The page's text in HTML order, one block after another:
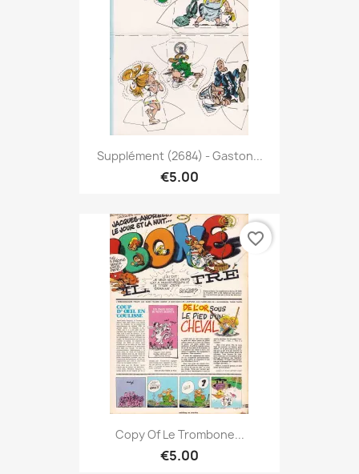
Supplément (2684) - Gaston...
€5.00
Copy Of Le Trombone...
€5.00
favorite_border